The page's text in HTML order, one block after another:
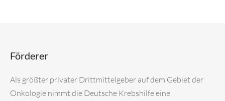
Förderer
Als größter privater Drittmittelgeber auf dem Gebiet der
Onkologie nimmt die Deutsche Krebshilfe eine